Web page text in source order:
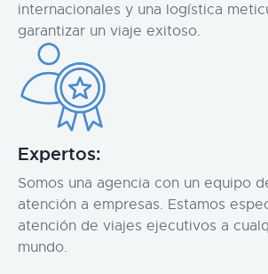
internacionales y una logística
garantizar un viaje exitoso.
Expertos:
Somos una agencia con un equipo
atención a empresas. Estamos
atención de viajes ejecutivos a
mundo.